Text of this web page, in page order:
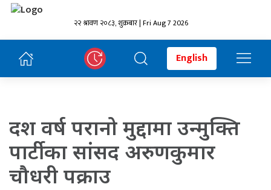
२२ श्रावण २०८३, शुक्रबार | Fri Aug 7 2026
English
दश वर्ष परानो मुद्दामा उन्मुक्ति
पार्टीका सांसद अरुणकुमार
चौधरी पक्राउ